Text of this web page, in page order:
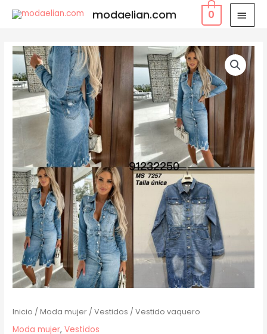
modaelian.com 0
Inicio /Moda mujer /Vestidos / Vestido vaquero
Moda mujer,Vestidos